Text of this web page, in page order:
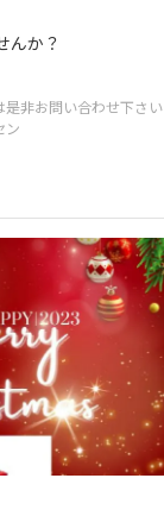
んか？
非お問い合わせ下さい
ン